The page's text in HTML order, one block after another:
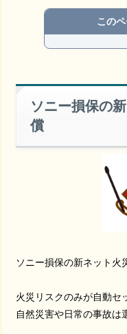
この
費用保険金
住まいの
ソニー損
ペーパレ
ソニー損保の
償
ソニー損保の新ネット火
火災リスクのみが自動セ
自然災害や日常の事故は